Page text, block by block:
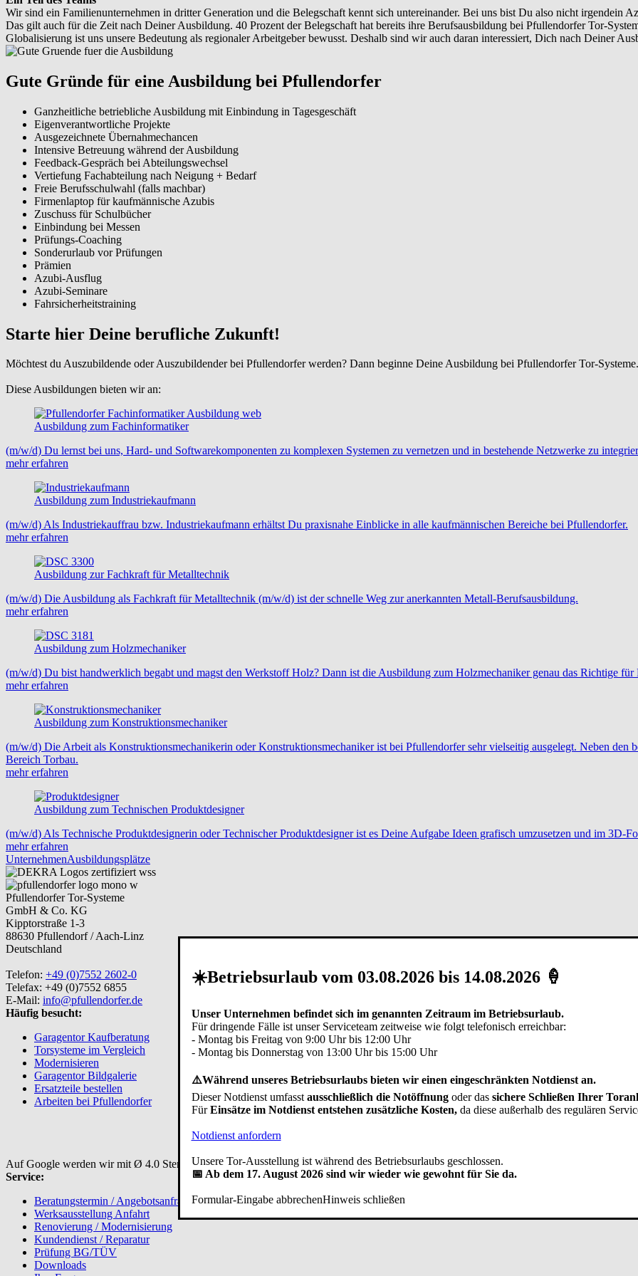
Wir sind ein Familienunternehmen in dritter Generation und die Belegschaft kennt sich untereinander. Bei uns bist Du also nicht irgendein
Das gilt auch für die Zeit nach Deiner Ausbildung. 40 Prozent der Belegschaft hat bereits ihre Berufsausbildung bei Pfullendorfer Tor-
Globalisierung ist uns unsere Bedeutung als regionaler Arbeitgeber bewusst. Deshalb sind wir auch daran interessiert, Dich nach Deiner
Gute Gründe für eine Ausbildung bei Pfullendorfer
Ganzheitliche betriebliche Ausbildung mit Einbindung in Tagesgeschäft
Eigenverantwortliche Projekte
Ausgezeichnete Übernahmechancen
Intensive Betreuung während der Ausbildung
Feedback-Gespräch bei Abteilungswechsel
Vertiefung Fachabteilung nach Neigung + Bedarf
Freie Berufsschulwahl (falls machbar)
Firmenlaptop für kaufmännische Azubis
Zuschuss für Schulbücher
Einbindung bei Messen
Prüfungs-Coaching
Sonderurlaub vor Prüfungen
Prämien
Azubi-Ausflug
Azubi-Seminare
Fahrsicherheitstraining
Starte hier Deine berufliche Zukunft!
Möchtest du Auszubildende oder Auszubildender bei Pfullendorfer werden? Dann beginne Deine Ausbildung bei Pfullendorfer Tor-Systeme.
Diese Ausbildungen bieten wir an:
Ausbildung zum Fachinformatiker
(m/w/d) Du lernst bei uns, Hard- und Softwarekomponenten zu komplexen Systemen zu vernetzen und in bestehende Netzwerke zu
mehr erfahren
Ausbildung zum Industriekaufmann
(m/w/d) Als Industriekauffrau bzw. Industriekaufmann erhältst Du praxisnahe Einblicke in alle kaufmännischen Bereiche bei Pfullendorfer.
mehr erfahren
Ausbildung zur Fachkraft für Metalltechnik
(m/w/d) Die Ausbildung als Fachkraft für Metalltechnik (m/w/d) ist der schnelle Weg zur anerkannten Metall-Berufsausbildung.
mehr erfahren
Ausbildung zum Holzmechaniker
(m/w/d) Du bist handwerklich begabt und magst den Werkstoff Holz? Dann ist die Ausbildung zum Holzmechaniker genau das Richtige für
mehr erfahren
Ausbildung zum Konstruktionsmechaniker
(m/w/d) Die Arbeit als Konstruktionsmechanikerin oder Konstruktionsmechaniker ist bei Pfullendorfer sehr vielseitig ausgelegt. Neben den
Bereich Torbau.
mehr erfahren
Ausbildung zum Technischen Produktdesigner
(m/w/d) Als Technische Produktdesignerin oder Technischer Produktdesigner ist es Deine Aufgabe Ideen grafisch umzusetzen und im 3D-
mehr erfahren
☀️Betriebsurlaub vom 03.08.2026 bis 14.08.2026 🍦
Unser Unternehmen befindet sich im genannten Zeitraum im Betriebsurlaub.
Für dringende Fälle ist unser Serviceteam zeitweise wie folgt telefonisch erreichbar:
- Montag bis Freitag von 9:00 Uhr bis 12:00 Uhr
- Montag bis Donnerstag von 13:00 Uhr bis 15:00 Uhr
⚠️Während unseres Betriebsurlaubs bieten wir einen eingeschränkten Notdienst an.
Dieser Notdienst umfasst ausschließlich die Notöffnung oder das sichere Schließen Ihrer
FürEinsätze im Notdienst entstehen zusätzliche Kosten,da diese außerhalb des regulären
Notdienst anfordern
Unsere Tor-Ausstellung ist während des Betriebsurlaubs geschlossen.
📅 Ab dem 17. August 2026 sind wir wieder wie gewohnt für Sie da.
Formular-Eingabe abbrechenHinweis schließen
UnternehmenAusbildungsplätze
Pfullendorfer Tor-Systeme
GmbH & Co. KG
Kipptorstraße 1-3
88630 Pfullendorf / Aach-Linz
Deutschland
Telefon: +49 (0)7552 2602-0
Telefax: +49 (0)7552 6855
E-Mail: info@pfullendorfer.de
Häufig besucht:
Garagentor Kaufberatung
Torsysteme im Vergleich
Modernisieren
Garagentor Bildgalerie
Ersatzteile bestellen
Arbeiten bei Pfullendorfer
Auf Google werden wir mit Ø 4.0 Sternen bei 110 Rezensionen bewertet.
Service:
Beratungstermin / Angebotsanfrage
Werksausstellung Anfahrt
Renovierung / Modernisierung
Kundendienst / Reparatur
Prüfung BG/TÜV
Downloads